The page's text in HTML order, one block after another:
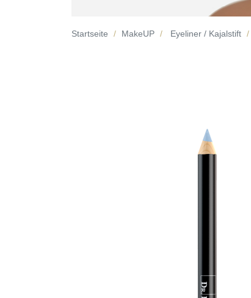
Startseite MakeUP Eyeliner / Kajalstift